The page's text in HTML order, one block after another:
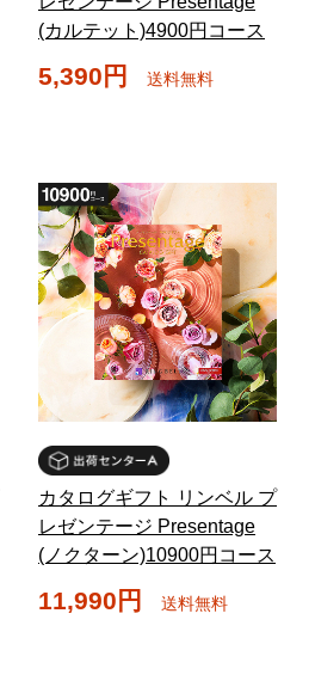
(カルテット)4900円コース
5,390円 送料無料
カタログギフト リンベル プ
レゼンテージ Presentage
(ノクターン)10900円コース
11,990円 送料無料